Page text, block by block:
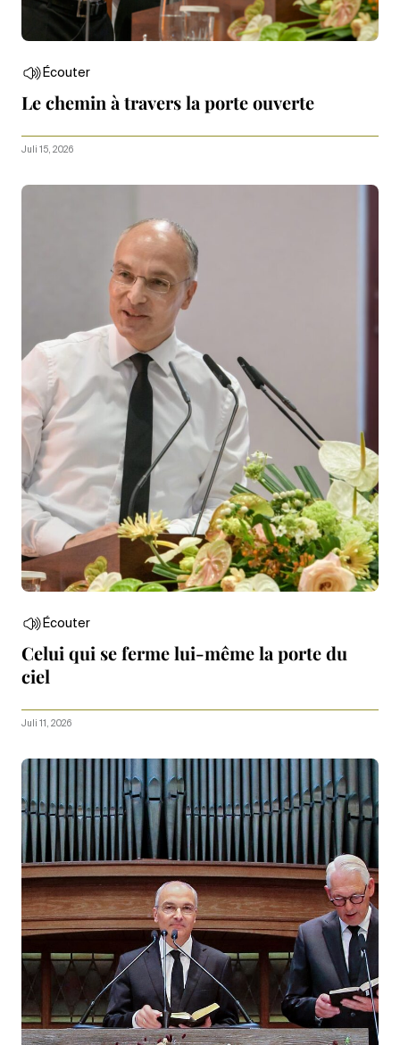
Écouter
Le chemin à travers la porte ouverte
Juli 15, 2026
Écouter
Celui qui se ferme lui-même la porte du
ciel
Juli 11, 2026